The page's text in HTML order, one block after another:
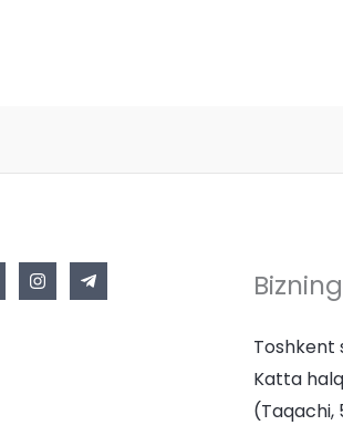
Toshkent
Katta
(Taqachi,